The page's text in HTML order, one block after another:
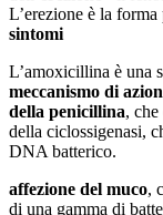
L’erezione è la
sintomi
L’amoxicillina è una
meccanismo di
della penicillina,
della ciclossigenasi,
DNA batterico.
affezione del muco,
di una gamma di